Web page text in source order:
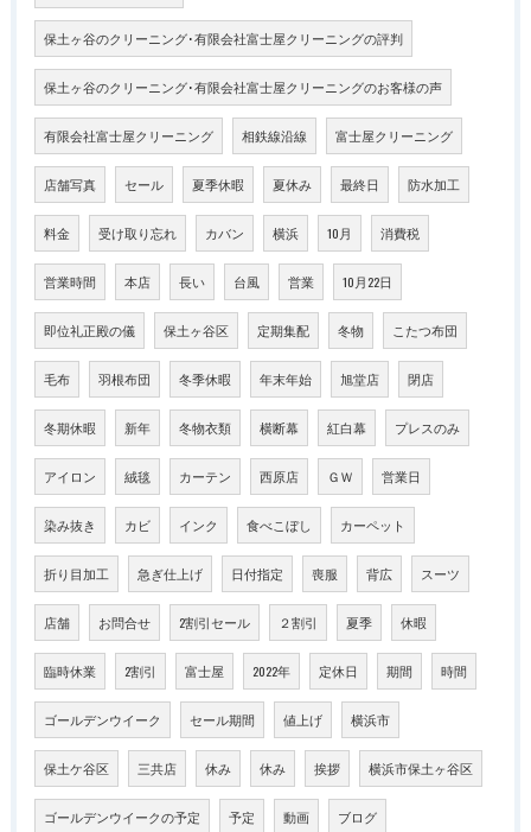
保土ヶ谷のクリーニング･有限会社富士屋クリーニングの評判
保土ヶ谷のクリーニング･有限会社富士屋クリーニングのお客様の声
有限会社富士屋クリーニング 相鉄線沿線 富士屋クリーニング
店舗写真 セール 夏季休暇 夏休み 最終日 防水加工
料金 受け取り忘れ カバン 横浜 10月 消費税
営業時間 本店 長い 台風 営業 10月22日
即位礼正殿の儀 保土ヶ谷区 定期集配 冬物 こたつ布団
毛布 羽根布団 冬季休暇 年末年始 旭堂店 閉店
冬期休暇 新年 冬物衣類 横断幕 紅白幕 プレスのみ
アイロン 絨毯 カーテン 西原店 ＧＷ 営業日
染み抜き カビ インク 食べこぼし カーペット
折り目加工 急ぎ仕上げ 日付指定 喪服 背広 スーツ
店舗 お問合せ 2割引セール ２割引 夏季 休暇
臨時休業 2割引 富士屋 2022年 定休日 期間 時間
ゴールデンウイーク セール期間 値上げ 横浜市
保土ケ谷区 三共店 休み 休み 挨拶 横浜市保土ヶ谷区
ゴールデンウイークの予定 予定 動画 ブログ